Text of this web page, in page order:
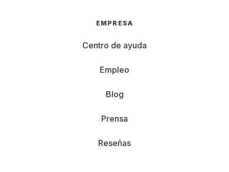
EMPRESA
Centro de ayuda
Empleo
Blog
Prensa
Reseñas